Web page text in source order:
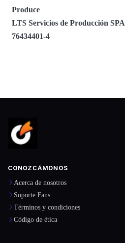
Produce
LTS Servicios de Producción SPA
76434401-4
CONOZCÁMONOS
Acerca de nosotros
Soporte Fans
Términos y condiciones
Código de ética